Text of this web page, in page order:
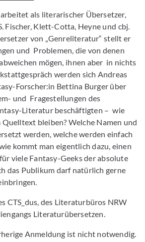
als literarischer Übersetzer,
Fischer, Klett-Cotta, Heyne und cbj.
von „Genreliteratur“ stellt er
und Problemen, die von denen
mögen, ihnen aber in nichts
werden sich Andreas
Forscher:in Bettina Burger über
und Fragestellungen des
Literatur beschäftigten – wie
Quelltext bleiben? Welche Namen und
werden, welche werden einfach
kommt man eigentlich dazu, einen
viele Fantasy-Geeks der absolute
das Publikum darf natürlich gerne
CTS_dus, des Literaturbüros NRW
Literaturübersetzen.
Anmeldung ist nicht notwendig.